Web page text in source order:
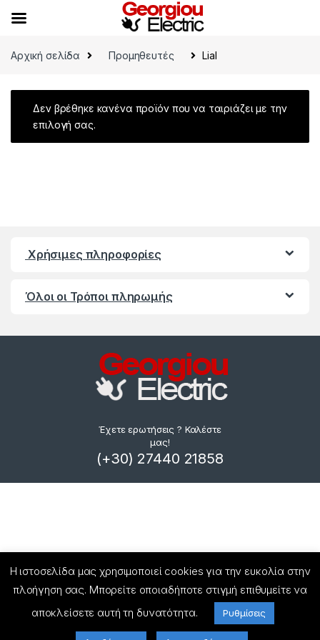
Αρχική σελίδα
Προμηθευτές Lial
Δεν βρέθηκε κανένα προϊόν που να ταιριάζει με την
επιλογή σας.
Χρήσιμες πληροφορίες
Όλοι οι Τρόποι πληρωμής
Έχετε ερωτήσεις ? Καλέστε
μας!
(+30) 27440 21858
Η ιστοσελίδα μας χρησιμοποιεί cookies για την ευκολία στην
πλοήγηση σας. Μπορείτε οποιαδήποτε στιγμή επιθυμείτε να
αποκλείσετε αυτή τη δυνατότητα.
Ρυθμίσεις